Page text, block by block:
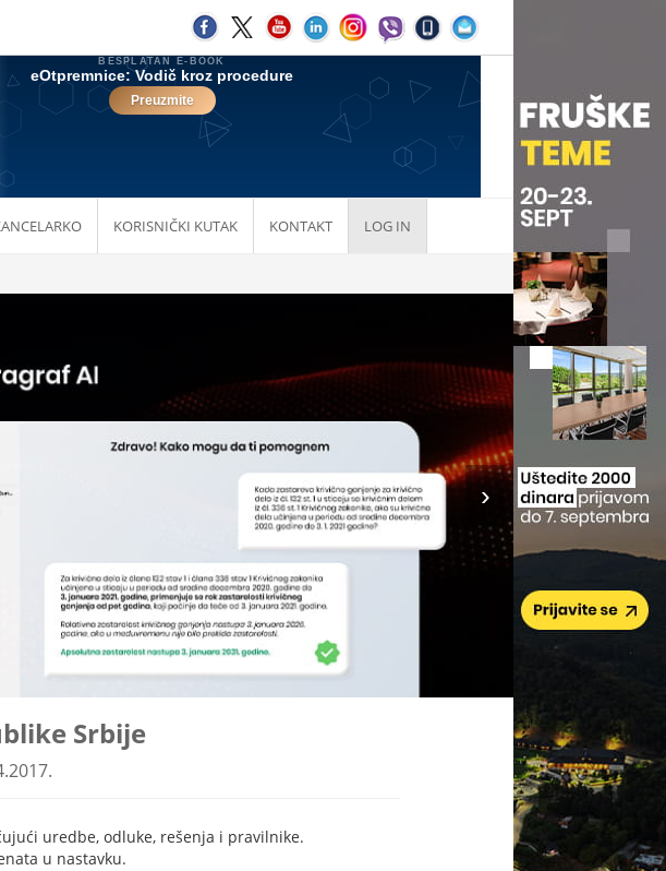
KORISNIČKI KUTAK KONTAKT LOG IN
Srbije
uredbe, odluke, rešenja i pravilnike.
u nastavku.